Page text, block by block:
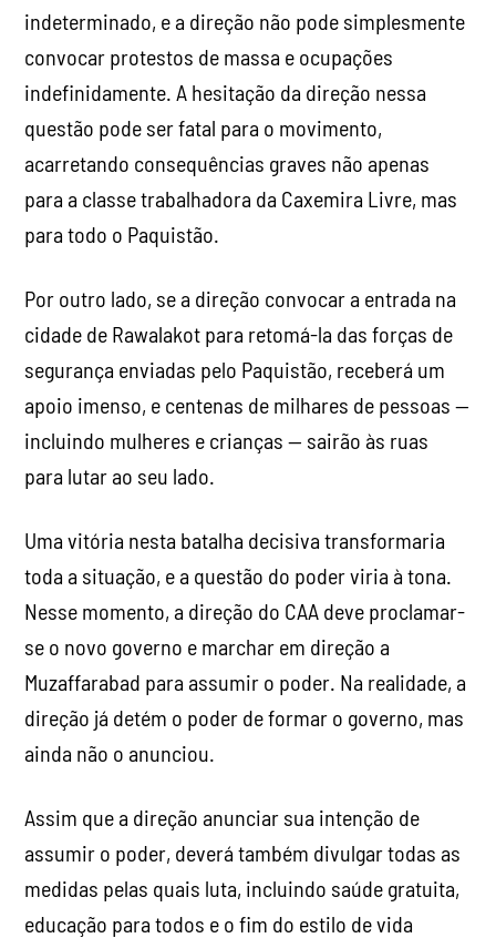
indeterminado, e a direção não pode simplesmente
convocar protestos de massa e ocupações
indefinidamente. A hesitação da direção nessa
questão pode ser fatal para o movimento,
acarretando consequências graves não apenas
para a classe trabalhadora da Caxemira Livre, mas
para todo o Paquistão.
Por outro lado, se a direção convocar a entrada na
cidade de Rawalakot para retomá-la das forças de
segurança enviadas pelo Paquistão, receberá um
apoio imenso, e centenas de milhares de pessoas —
incluindo mulheres e crianças — sairão às ruas
para lutar ao seu lado.
Uma vitória nesta batalha decisiva transformaria
toda a situação, e a questão do poder viria à tona.
Nesse momento, a direção do CAA deve proclamar-
se o novo governo e marchar em direção a
Muzaffarabad para assumir o poder. Na realidade, a
direção já detém o poder de formar o governo, mas
ainda não o anunciou.
Assim que a direção anunciar sua intenção de
assumir o poder, deverá também divulgar todas as
medidas pelas quais luta, incluindo saúde gratuita,
educação para todos e o fim do estilo de vida